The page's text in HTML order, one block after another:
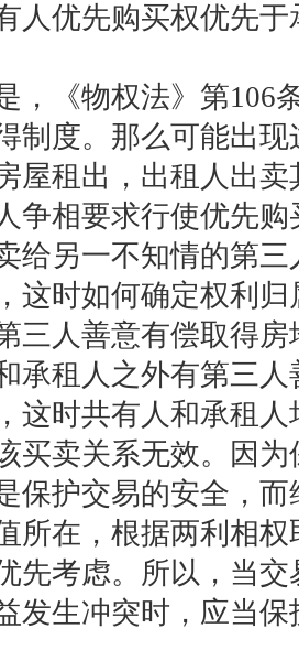
人优先购买权优先
，《物权法》第106
制度。那么可能出
屋租出，出租人出
争相要求行使优先
给另一不知情的第
这时如何确定权利归
三人善意有偿取得
承租人之外有第三
这时共有人和承租
买卖关系无效。因
保护交易的安全，
所在，根据两利相
先考虑。所以，当
发生冲突时，应当